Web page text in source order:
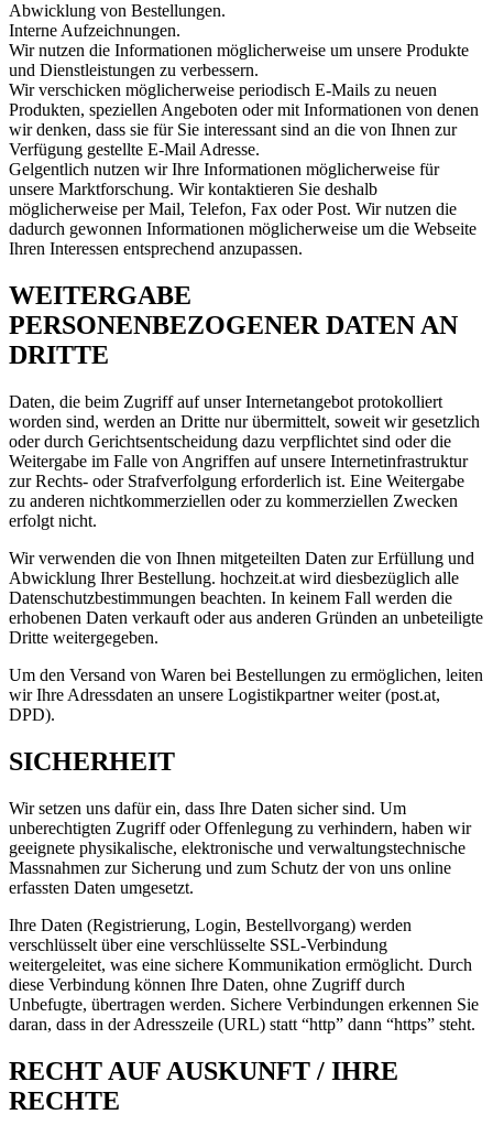
Abwicklung von Bestellungen.
Interne Aufzeichnungen.
Wir nutzen die Informationen möglicherweise um unsere Produkte
und Dienstleistungen zu verbessern.
Wir verschicken möglicherweise periodisch E-Mails zu neuen
Produkten, speziellen Angeboten oder mit Informationen von denen
wir denken, dass sie für Sie interessant sind an die von Ihnen zur
Verfügung gestellte E-Mail Adresse.
Gelgentlich nutzen wir Ihre Informationen möglicherweise für
unsere Marktforschung. Wir kontaktieren Sie deshalb
möglicherweise per Mail, Telefon, Fax oder Post. Wir nutzen die
dadurch gewonnen Informationen möglicherweise um die Webseite
Ihren Interessen entsprechend anzupassen.
WEITERGABE
PERSONENBEZOGENER DATEN AN
DRITTE
Daten, die beim Zugriff auf unser Internetangebot protokolliert
worden sind, werden an Dritte nur übermittelt, soweit wir gesetzlich
oder durch Gerichtsentscheidung dazu verpflichtet sind oder die
Weitergabe im Falle von Angriffen auf unsere Internetinfrastruktur
zur Rechts- oder Strafverfolgung erforderlich ist. Eine Weitergabe
zu anderen nichtkommerziellen oder zu kommerziellen Zwecken
erfolgt nicht.
Wir verwenden die von Ihnen mitgeteilten Daten zur Erfüllung und
Abwicklung Ihrer Bestellung. hochzeit.at wird diesbezüglich alle
Datenschutzbestimmungen beachten. In keinem Fall werden die
erhobenen Daten verkauft oder aus anderen Gründen an unbeteiligte
Dritte weitergegeben.
Um den Versand von Waren bei Bestellungen zu ermöglichen, leiten
wir Ihre Adressdaten an unsere Logistikpartner weiter (post.at,
DPD).
SICHERHEIT
Wir setzen uns dafür ein, dass Ihre Daten sicher sind. Um
unberechtigten Zugriff oder Offenlegung zu verhindern, haben wir
geeignete physikalische, elektronische und verwaltungstechnische
Massnahmen zur Sicherung und zum Schutz der von uns online
erfassten Daten umgesetzt.
Ihre Daten (Registrierung, Login, Bestellvorgang) werden
verschlüsselt über eine verschlüsselte SSL-Verbindung
weitergeleitet, was eine sichere Kommunikation ermöglicht. Durch
diese Verbindung können Ihre Daten, ohne Zugriff durch
Unbefugte, übertragen werden. Sichere Verbindungen erkennen Sie
daran, dass in der Adresszeile (URL) statt “http” dann “https” steht.
RECHT AUF AUSKUNFT / IHRE
RECHTE